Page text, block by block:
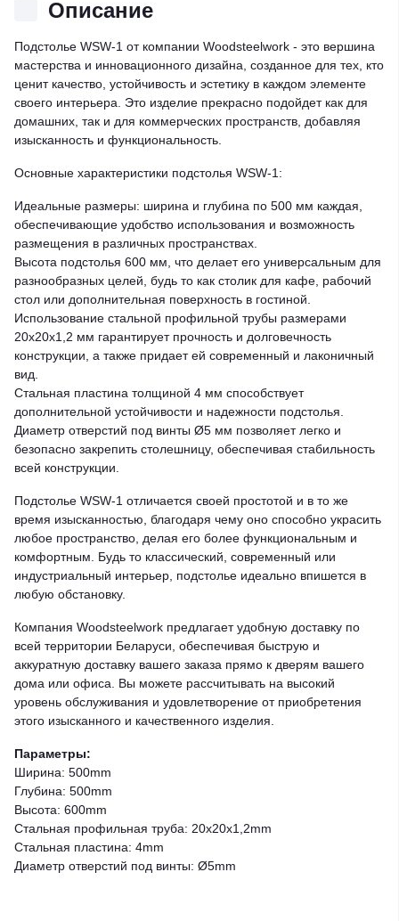
Описание
Подстолье WSW-1 от компании Woodsteelwork - это вершина
мастерства и инновационного дизайна, созданное для тех, кто
ценит качество, устойчивость и эстетику в каждом элементе
своего интерьера. Это изделие прекрасно подойдет как для
домашних, так и для коммерческих пространств, добавляя
изысканность и функциональность.
Основные характеристики подстолья WSW-1:
Идеальные размеры: ширина и глубина по 500 мм каждая,
обеспечивающие удобство использования и возможность
размещения в различных пространствах.
Высота подстолья 600 мм, что делает его универсальным для
разнообразных целей, будь то как столик для кафе, рабочий
стол или дополнительная поверхность в гостиной.
Использование стальной профильной трубы размерами
20x20x1,2 мм гарантирует прочность и долговечность
конструкции, а также придает ей современный и лаконичный
вид.
Стальная пластина толщиной 4 мм способствует
дополнительной устойчивости и надежности подстолья.
Диаметр отверстий под винты Ø5 мм позволяет легко и
безопасно закрепить столешницу, обеспечивая стабильность
всей конструкции.
Подстолье WSW-1 отличается своей простотой и в то же
время изысканностью, благодаря чему оно способно украсить
любое пространство, делая его более функциональным и
комфортным. Будь то классический, современный или
индустриальный интерьер, подстолье идеально впишется в
любую обстановку.
Компания Woodsteelwork предлагает удобную доставку по
всей территории Беларуси, обеспечивая быструю и
аккуратную доставку вашего заказа прямо к дверям вашего
дома или офиса. Вы можете рассчитывать на высокий
уровень обслуживания и удовлетворение от приобретения
этого изысканного и качественного изделия.
Параметры:
Ширина: 500mm
Глубина: 500mm
Высота: 600mm
Стальная профильная труба: 20x20x1,2mm
Стальная пластина: 4mm
Диаметр отверстий под винты: Ø5mm